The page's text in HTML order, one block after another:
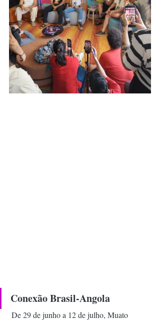
Conexão Brasil-Angola
De 29 de junho a 12 de julho, Muato